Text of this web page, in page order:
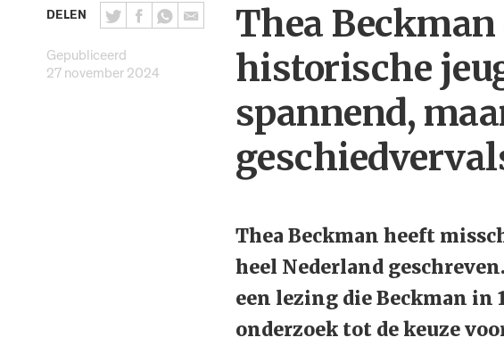
DELEN
Gepubliceerd
27 november 2024
Thea
historische
spannend,
Thea Beckman heeft
heel Nederland
een lezing die Beckman in
onderzoek tot de keuze